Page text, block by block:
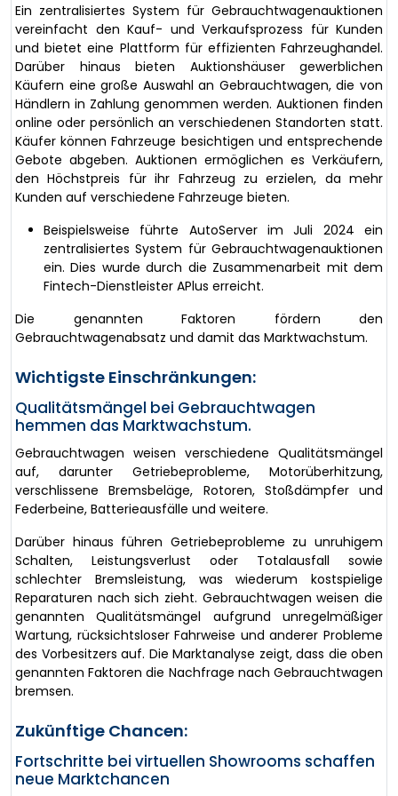
Ein zentralisiertes System für Gebrauchtwagenauktionen
vereinfacht den Kauf- und Verkaufsprozess für Kunden
und bietet eine Plattform für effizienten Fahrzeughandel.
Darüber hinaus bieten Auktionshäuser gewerblichen
Käufern eine große Auswahl an Gebrauchtwagen, die von
Händlern in Zahlung genommen werden. Auktionen finden
online oder persönlich an verschiedenen Standorten statt.
Käufer können Fahrzeuge besichtigen und entsprechende
Gebote abgeben. Auktionen ermöglichen es Verkäufern,
den Höchstpreis für ihr Fahrzeug zu erzielen, da mehr
Kunden auf verschiedene Fahrzeuge bieten.
Beispielsweise führte AutoServer im Juli 2024 ein
zentralisiertes System für Gebrauchtwagenauktionen
ein. Dies wurde durch die Zusammenarbeit mit dem
Fintech-Dienstleister APlus erreicht.
Die genannten Faktoren fördern den
Gebrauchtwagenabsatz und damit das Marktwachstum.
Wichtigste Einschränkungen:
Qualitätsmängel bei Gebrauchtwagen
hemmen das Marktwachstum.
Gebrauchtwagen weisen verschiedene Qualitätsmängel
auf, darunter Getriebeprobleme, Motorüberhitzung,
verschlissene Bremsbeläge, Rotoren, Stoßdämpfer und
Federbeine, Batterieausfälle und weitere.
Darüber hinaus führen Getriebeprobleme zu unruhigem
Schalten, Leistungsverlust oder Totalausfall sowie
schlechter Bremsleistung, was wiederum kostspielige
Reparaturen nach sich zieht. Gebrauchtwagen weisen die
genannten Qualitätsmängel aufgrund unregelmäßiger
Wartung, rücksichtsloser Fahrweise und anderer Probleme
des Vorbesitzers auf. Die Marktanalyse zeigt, dass die oben
genannten Faktoren die Nachfrage nach Gebrauchtwagen
bremsen.
Zukünftige Chancen:
Fortschritte bei virtuellen Showrooms schaffen
neue Marktchancen